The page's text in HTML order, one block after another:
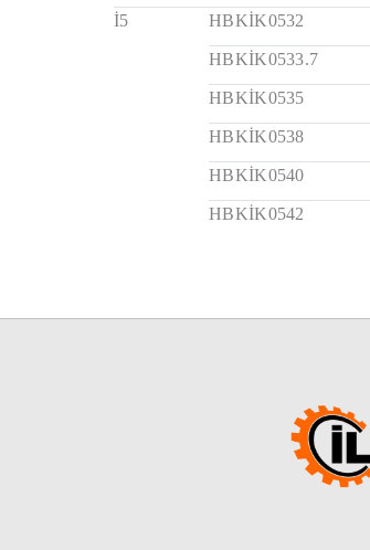
İ5 HBKİK0532
HBKİK0533.7
HBKİK0535
HBKİK0538
HBKİK0540
HBKİK0542